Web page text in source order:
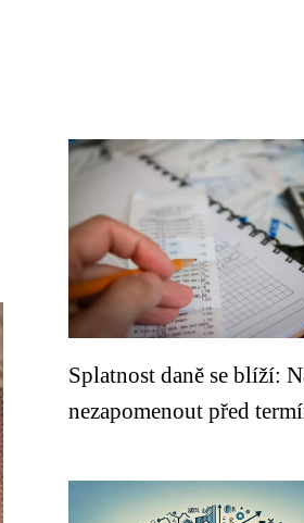
Splatnost daně se blíží:
nezapomenout před